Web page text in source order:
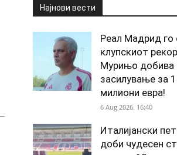
Најнови вести
Реал Мадрид го
клупскиот
Мурињо добива
засилување за
милиони евра!
6 Aug 2026. 16:40
Италијански
доби чудесен